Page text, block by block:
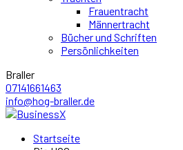
Frauentracht
Männertracht
Bücher und Schriften
Persönlichkeiten
Braller
07141661463
info@hog-braller.de
Startseite